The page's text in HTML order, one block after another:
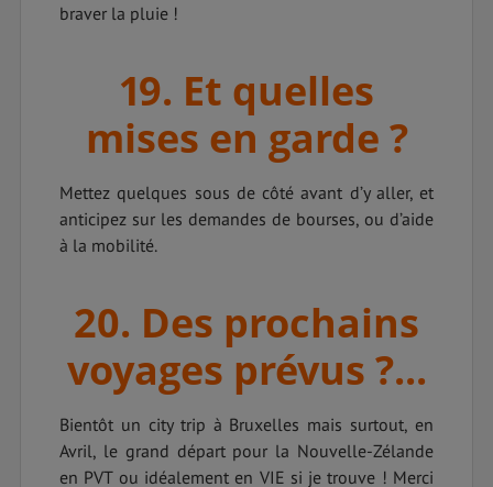
braver la pluie !
19. Et quelles
mises en garde ?
Mettez quelques sous de côté avant d’y aller, et
anticipez sur les demandes de bourses, ou d’aide
à la mobilité.
20. Des prochains
voyages prévus ?...
Bientôt un city trip à Bruxelles mais surtout, en
Avril, le grand départ pour la Nouvelle-Zélande
en PVT ou idéalement en VIE si je trouve ! Merci